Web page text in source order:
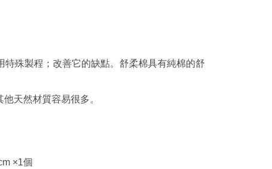
殊製程；改善它的缺點。舒柔棉具有純棉的舒
天然材質容易很多。
×1個